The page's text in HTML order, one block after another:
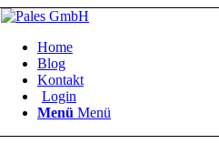
Home
Blog
Kontakt
Login
Menü Menü